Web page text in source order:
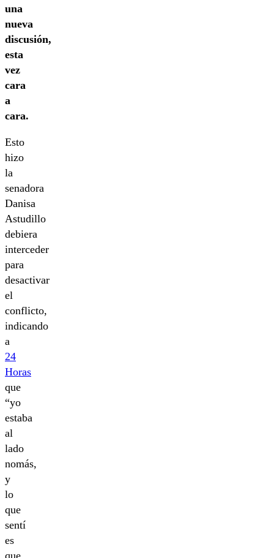
una
nueva
discusión,
esta
vez
cara
a
cara.
Esto
hizo
la
senadora
Danisa
Astudillo
debiera
interceder
para
desactivar
el
conflicto,
indicando
a
24
Horas
que
“yo
estaba
al
lado
nomás,
y
lo
que
sentí
es
que